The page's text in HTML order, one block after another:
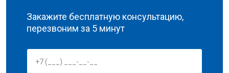
Закажите бесплатную консультацию,
перезвоним за 5 минут